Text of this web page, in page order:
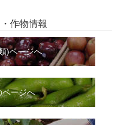
作物情報
)ページへ
ページへ